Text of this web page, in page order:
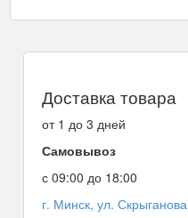
Доставка товара
от 1 до 3 дней
Самовывоз
с 09:00 до 18:00
г. Минск, ул.